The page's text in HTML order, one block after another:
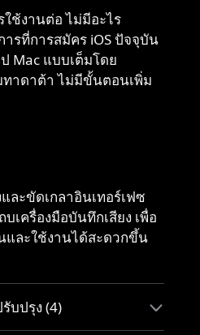
ช้งานต่อ ไม่มีอะไร
รที่การสมัคร iOS ปัจจุบัน
Mac แบบเต็มโดย
ทาดาต้า ไม่มีขั้นตอนเพิ่ม
ละขัดเกลาอินเทอร์เฟซ
เครื่องมือบันทึกเสียง เพื่อ
ละใช้งานได้สะดวกขึ้น
บปรุง (4)